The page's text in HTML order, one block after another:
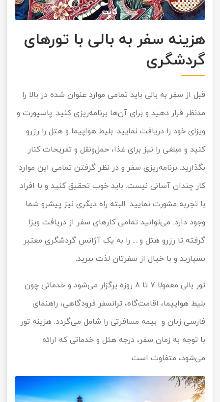
هزینه سفر به بالی با تورهای
گردشگری
قبل از سفر به بالی باید تمامی موارد عنوان شده در بالا را
مدنظر قرار دهید و برای آن‌ها برنامه‌ریزی کنید. پاسپورت و
ویزای خود را دریافت نمایید. بلیط هواپیما و هتل را رزرو
کنید و مبلغی را نیز برای غذا، حمل‌ونقل و تفریحات کنار
بگذارید. برنامه‌‌ریزی سفر و در نظر گرفتن تمامی این موارد
کار چندان آسانی نیست. باید خوب تحقیق کنید و با افراد
با تجربه مشورت نمایید. البته راه دیگری نیز پیش‎رو شما
وجود دارد. می‌توانید تمامی کارهای سفر از دریافت ویزا
گرفته تا رزرو هتل و ... را به یک آژانس‎ گردشگری معتبر
بسپارید و با خیال از سفرتان لذت ببرید.
تور بالی معمولا 7 تا 8 روزه برگزار می‌شود و خدماتی چون
بلیط هواپیما، اقامت‌گاه، ترانسفر فرودگاهی، راهنمای
فارسی زبان و بیمه مسافرتی را شامل می‌گردد. هزینه تور
با توجه به زمان سفر، درجه هتل و خدماتی که ارائه
می‌شود، متفاوت است.